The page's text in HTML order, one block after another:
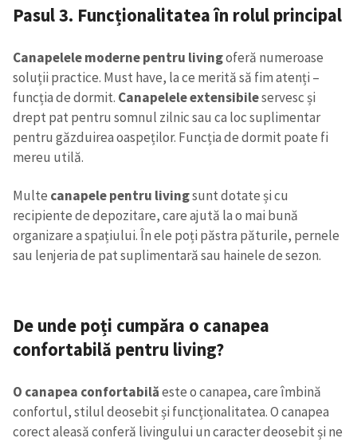
Pasul 3. Funcționalitatea în rolul principal
Canapelele moderne pentru livingoferă numeroase
soluții practice. Must have, la ce merită să fim atenți –
funcția de dormit. Canapelele extensibileservesc și
drept pat pentru somnul zilnic sau ca loc suplimentar
pentru găzduirea oaspeților. Funcția de dormit poate fi
mereu utilă.
Multe canapele pentru livingsunt dotate și cu
recipiente de depozitare, care ajută la o mai bună
organizare a spațiului. În ele poți păstra păturile, pernele
sau lenjeria de pat suplimentară sau hainele de sezon.
De unde poți cumpăra o canapea
confortabilă pentru living?
O canapea confortabilăeste o canapea, care îmbină
confortul, stilul deosebit și funcționalitatea. O canapea
corect aleasă conferă livingului un caracter deosebit și ne